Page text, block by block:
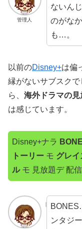
管理人
ないん
のがな
も…。
以前のDisney+は偏
縁がないサブスク
ら、 海外ドラマの
は感じています。
Disney+ナラ
トーリー モ グレ
ルモ 見放題デ 配信
ンタジ